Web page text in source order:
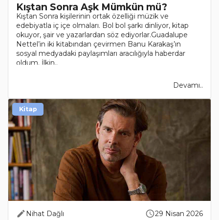
Kıştan Sonra Aşk Mümkün mü?
Kıştan Sonra kişilerinin ortak özelliği müzik ve
edebiyatla iç içe olmaları. Bol bol şarkı dinliyor, kitap
okuyor, şair ve yazarlardan söz ediyorlar.Guadalupe
Nettel’in iki kitabından çevirmen Banu Karakaş’ın
sosyal medyadaki paylaşımları aracılığıyla haberdar
oldum. İlkin..
Devamı..
Nihat Dağlı 29 Nisan 2026
Kitap